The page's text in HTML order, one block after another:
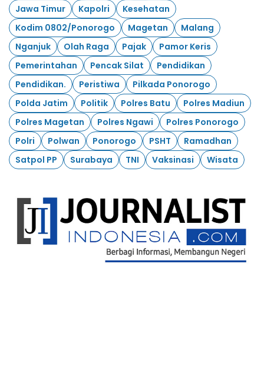
Jawa Timur
Kapolri
Kesehatan
Kodim 0802/Ponorogo
Magetan
Malang
Nganjuk
Olah Raga Pajak
Pamor Keris
Pemerintahan
Pencak Silat
Pendidikan
Pendidikan.
Peristiwa
Pilkada Ponorogo
Polda Jatim
Politik Polres Batu
Polres Madiun
Polres Magetan
Polres Ngawi
Polres Ponorogo
Polri
Polwan Ponorogo PSHT
Ramadhan
Satpol PP
Surabaya TNI Vaksinasi Wisata